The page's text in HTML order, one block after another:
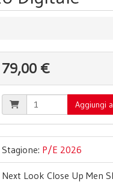
79,00 €
Aggiungi
Stagione: P/E 2026
Next Look Close Up Men